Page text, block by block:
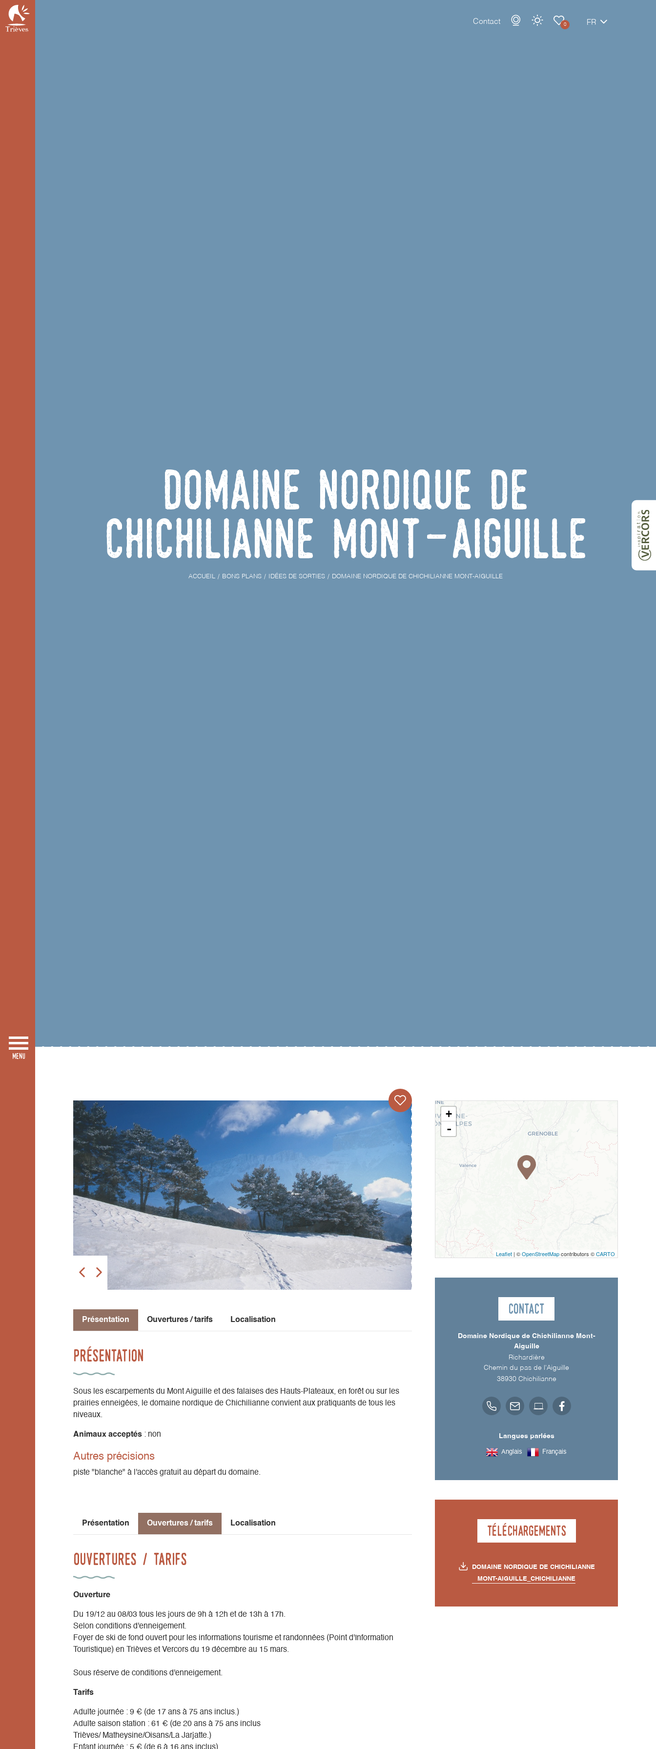
Contact 0 FR
Domaine Nordique de
Chichilianne Mont-Aiguille
ACCUEIL BONS PLANS IDÉES DE SORTIES DOMAINE NORDIQUE DE CHICHILIANNE MONT-AIGUILLE
Présentation Ouvertures / tarifs Localisation
Présentation
Sous les escarpements du Mont Aiguille et des falaises des Hauts-Plateaux, en forêt ou sur les
prairies enneigées, le domaine nordique de Chichilianne convient aux pratiquants de tous les
niveaux.
Animaux acceptés : non
Autres précisions
piste "blanche" à l'accès gratuit au départ du domaine.
Présentation Ouvertures / tarifs Localisation
Ouvertures / tarifs
Ouverture
Du 19/12 au 08/03 tous les jours de 9h à 12h et de 13h à 17h.
Selon conditions d'enneigement.
Foyer de ski de fond ouvert pour les informations tourisme et randonnées (Point d'Information
Touristique) en Trièves et Vercors du 19 décembre au 15 mars.
Sous réserve de conditions d'enneigement.
Tarifs
Adulte journée : 9 € (de 17 ans à 75 ans inclus.)
Adulte saison station : 61 € (de 20 ans à 75 ans inclus
Trièves/ Matheysine/Oisans/La Jarjatte.)
+
-
Leaflet | ©OpenStreetMapcontributors ©CARTO
Contact
Domaine Nordique de Chichilianne Mont-
Aiguille
Richardière
Chemin du pas de l'Aiguille
38930 Chichilianne
Langues parlées
Anglais Français
Téléchargements
DOMAINE NORDIQUE DE CHICHILIANNE
MONT-AIGUILLE_CHICHILIANNE